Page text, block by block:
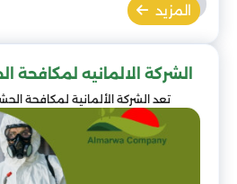
المزيد
الشركة الالمانيه لمكافحة
تعد الشركة الألمانية لمكافحة